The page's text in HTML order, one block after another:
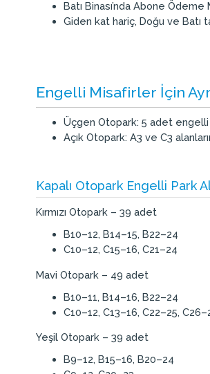
Batı Binası’nda Abone
Giden kat hariç, Doğu ve Batı
Engelli Misafirler İçin
Üçgen Otopark: 5 adet engelli
Açık Otopark: A3 ve C3
Kapalı Otopark Engelli Park
Kırmızı Otopark – 39 adet
B10–12, B14–15, B22–24
C10–12, C15–16, C21–24
Mavi Otopark – 49 adet
B10–11, B14–16, B22–24
C10–12, C13–16, C22–25,
Yeşil Otopark – 39 adet
B9–12, B15–16, B20–24